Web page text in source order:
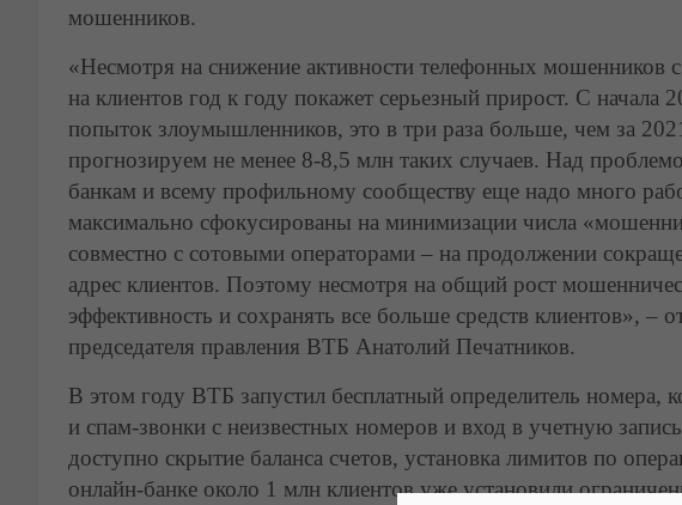
мошенников.
«Несмотря на снижение активности телефонных мошенников
на клиентов год к году покажет серьезный прирост. С начала
попыток злоумышленников, это в три раза больше, чем за
прогнозируем не менее 8-8,5 млн таких случаев. Над
банкам и всему профильному сообществу еще надо много
максимально сфокусированы на минимизации числа
совместно с сотовыми операторами – на продолжении
адрес клиентов. Поэтому несмотря на общий рост
эффективность и сохранять все больше средств клиентов», –
председателя правления ВТБ Анатолий Печатников.
В этом году ВТБ запустил бесплатный определитель номера,
и спам-звонки с неизвестных номеров и вход в учетную
доступно скрытие баланса счетов, установка лимитов по
онлайн-банке около 1 млн клиентов уже установили